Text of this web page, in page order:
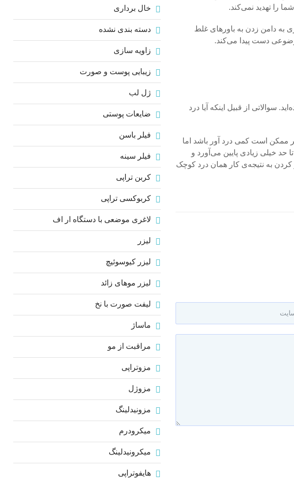
را تهدید نمی‌کند.
به دامن زدن به باورهای غلط
دست پیدا می‌کند.
سوالاتی از قبیل اینکه آیا درد
ممکن است کمی درد آور باشد اما
خیلی زیادی پایین می‌آورد و
به نتیجه‌ی کار همان درد کوچک
خال برداری
دسته بندی نشده
زاویه سازی
زیبایی پوست و صورت
ژل لب
ضایعات پوستی
فیلر باسن
فیلر سینه
کربن تراپی
کربوکسی تراپی
لاغری موضعی با دستگاه ار اف
لیزر
لیزر کیوسوئیچ
لیزر موهای زائد
لیفت صورت با نخ
ماساژ
مراقبت از مو
مزوتراپی
مزوژل
مزونیدلینگ
میکرودرم
میکرونیدلینگ
هایفوتراپی